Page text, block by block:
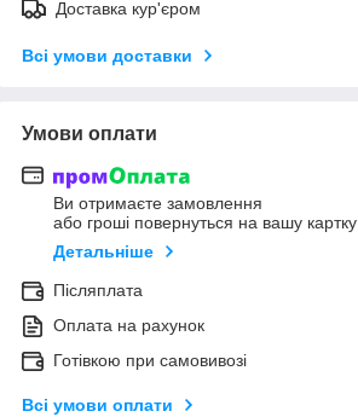
Доставка кур'єром
Всі умови доставки
Умови оплати
Ви отримаєте замовлення
або гроші повернуться на вашу картку
Детальніше
Післяплата
Оплата на рахунок
Готівкою при самовивозі
Всі умови оплати